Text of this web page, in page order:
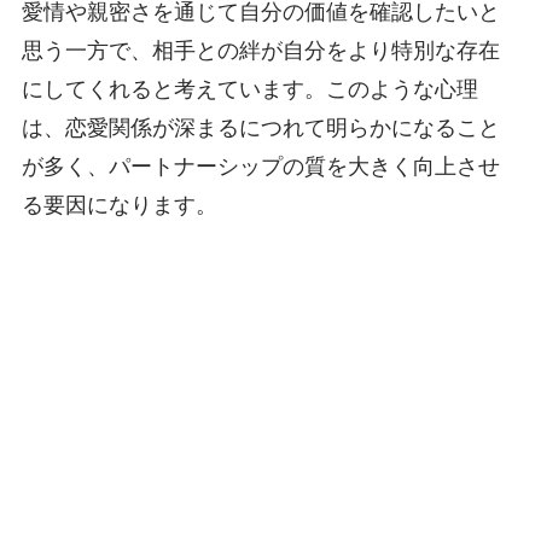
愛情や親密さを通じて自分の価値を確認したいと
思う一方で、相手との絆が自分をより特別な存在
にしてくれると考えています。このような心理
は、恋愛関係が深まるにつれて明らかになること
が多く、パートナーシップの質を大きく向上させ
る要因になります。